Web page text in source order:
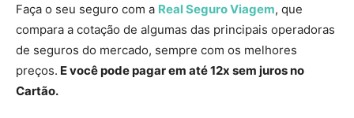
Faça o seu seguro com a Real Seguro Viagem, que
compara a cotação de algumas das principais operadoras
de seguros do mercado, sempre com os melhores
preços. E você pode pagar em até 12x sem juros no
Cartão.